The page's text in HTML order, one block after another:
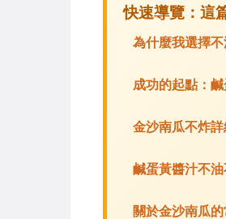
快速導覽：這
為什麼我選擇
成功的起點：
金沙南瓜不炸
鹹蛋黃醬汁不
關於金沙南瓜